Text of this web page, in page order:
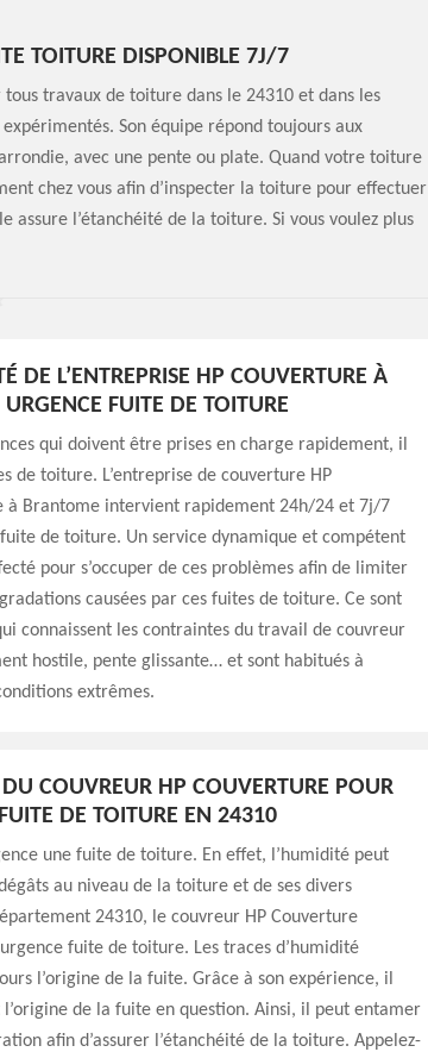
TOITURE DISPONIBLE 7J/7
travaux de toiture dans le 24310 et dans les
Son équipe répond toujours aux
avec une pente ou plate. Quand votre toiture
chez vous afin d’inspecter la toiture pour effectuer
assure l’étanchéité de la toiture. Si vous voulez plus
DE L’ENTREPRISE HP COUVERTURE À
FUITE DE TOITURE
qui doivent être prises en charge rapidement, il
de toiture. L’entreprise de couverture HP
à Brantome intervient rapidement 24h/24 et 7j/7
de toiture. Un service dynamique et compétent
pour s’occuper de ces problèmes afin de limiter
causées par ces fuites de toiture. Ce sont
connaissent les contraintes du travail de couvreur
hostile, pente glissante… et sont habitués à
extrêmes.
COUVREUR HP COUVERTURE POUR
DE TOITURE EN 24310
une fuite de toiture. En effet, l’humidité peut
au niveau de la toiture et de ses divers
24310, le couvreur HP Couverture
fuite de toiture. Les traces d’humidité
l’origine de la fuite. Grâce à son expérience, il
de la fuite en question. Ainsi, il peut entamer
afin d’assurer l’étanchéité de la toiture. Appelez-